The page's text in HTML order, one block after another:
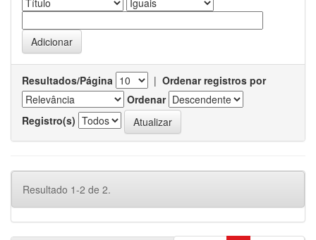
Resultados/Página | Ordenar registros por
Ordenar
Registro(s)
Resultado 1-2 de 2.